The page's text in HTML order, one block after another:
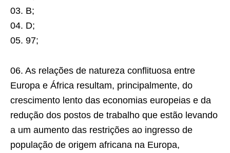
03. B;
04. D;
05. 97;
06. As relações de natureza conflituosa entre
Europa e África resultam, principalmente, do
crescimento lento das economias europeias e da
redução dos postos de trabalho que estão levando
a um aumento das restrições ao ingresso de
população de origem africana na Europa,